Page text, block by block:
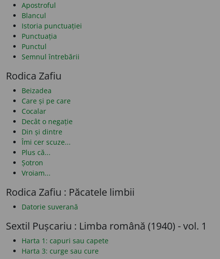
Apostroful
Blancul
Istoria punctuației
Punctuația
Punctul
Semnul întrebării
Rodica Zafiu
Beizadea
Care și pe care
Cocalar
Decât o negație
Din și dintre
Îmi cer scuze...
Plus că...
Șotron
Vroiam...
Rodica Zafiu : Păcatele limbii
Datorie suverană
Sextil Pușcariu : Limba română (1940) - vol. 1
Harta 1: capuri sau capete
Harta 3: curge sau cure